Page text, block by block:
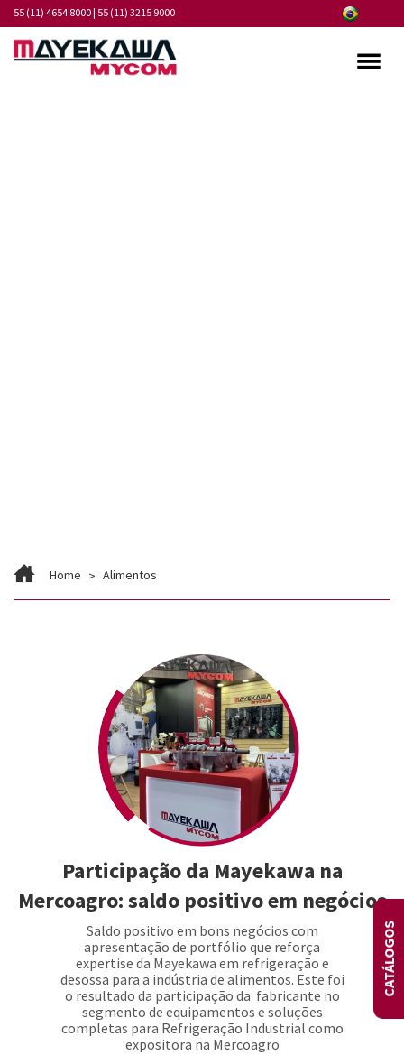
55 (11) 4654 8000| 55 (11) 3215 9000
Home Alimentos
Participação da Mayekawa na
Mercoagro: saldo positivo em negócios
Saldo positivo em bons negócios com
apresentação de portfólio que reforça
expertise da Mayekawa em refrigeração e
desossa para a indústria de alimentos. Este foi
o resultado da participação da fabricante no
segmento de equipamentos e soluções
completas para Refrigeração Industrial como
expositora na Mercoagro
CATÁLOGOS